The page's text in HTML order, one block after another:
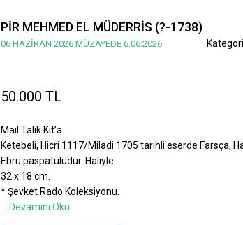
PİR MEHMED EL MÜDERRİS (?-1738)
06 HAZİRAN 2026 MÜZAYEDE 6.06.2026
50.000 TL
Mail Talik Kıt’a
Ketebeli, Hicri 1117/Miladi 1705 tarihli eserde Farsça,
Ebru paspatuludur. Haliyle.
32 x 18 cm.
* Şevket Rado Koleksiyonu.
Devamını Oku